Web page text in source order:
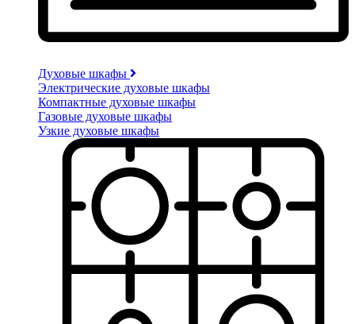
Духовые шкафы
Электрические духовые шкафы
Компактные духовые шкафы
Газовые духовые шкафы
Узкие духовые шкафы